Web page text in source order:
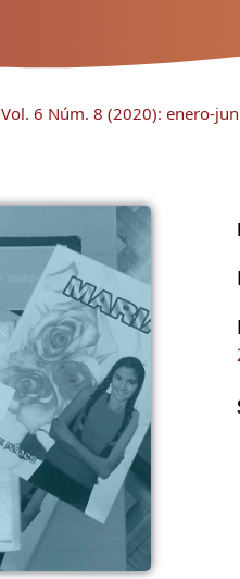
Vol. 6 Núm. 8 (2020): enero-